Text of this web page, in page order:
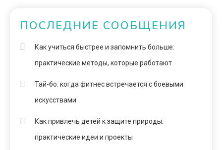
ПОСЛЕДНИЕ СООБЩЕНИЯ
Как учиться быстрее и запомнить больше:
практические методы, которые работают
Тай-бо: когда фитнес встречается с боевыми
искусствами
Как привлечь детей к защите природы:
практические идеи и проекты